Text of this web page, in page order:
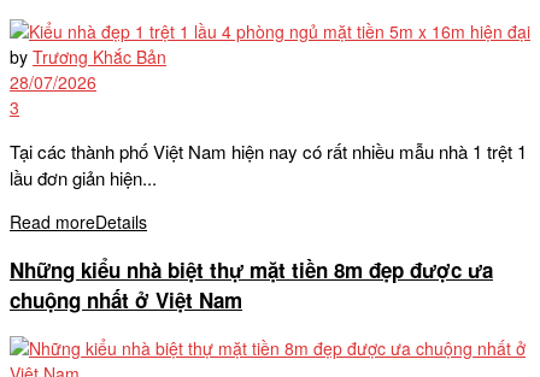
by Trương Khắc Bản
28/07/2026
3
Tại các thành phố Việt Nam hiện nay có rất nhiều mẫu nhà 1 trệt 1
lầu đơn giản hiện...
Read moreDetails
Những kiểu nhà biệt thự mặt tiền 8m đẹp được ưa
chuộng nhất ở Việt Nam